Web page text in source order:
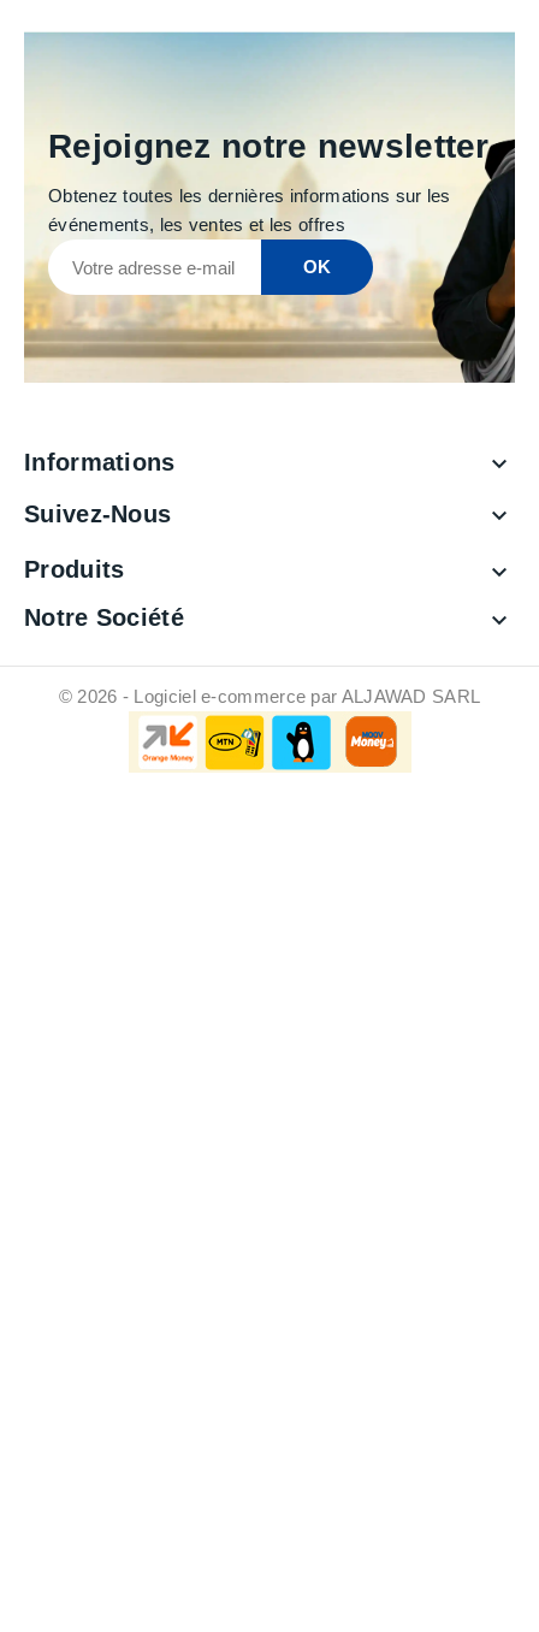
Rejoignez notre newsletter
Obtenez toutes les dernières informations sur les
événements, les ventes et les offres
Informations 
Suivez-Nous 
Produits 
Notre Société 
© 2026 - Logiciel e-commerce par ALJAWAD SARL